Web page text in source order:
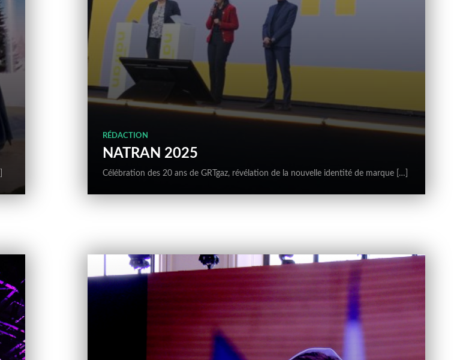
RÉDACTION
NATRAN 2025
Célébration des 20 ans de GRTgaz, révélation de la nouvelle identité de marque […]